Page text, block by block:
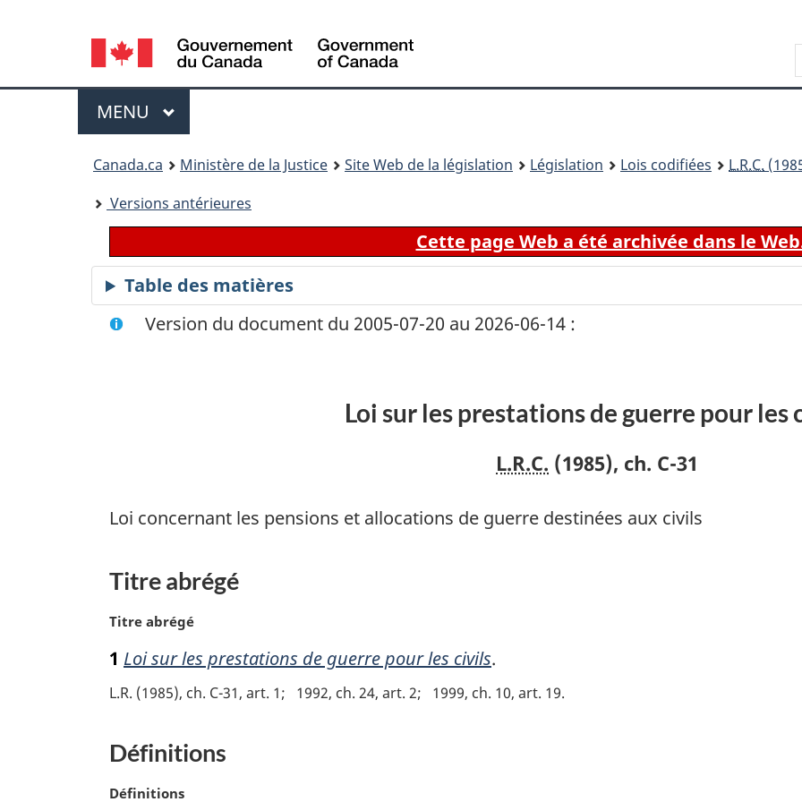
principal
À
site
version
Language
selection
Menu
MENU PRINCIPAL
Canada.ca Ministère de la Justice Site Web de la législation Législation Lois codifiées L.R.C.
Versions antérieures
Cette page Web a été archivée dans le
Table des matières
Version du document du 2005-07-20 au 2026-06-14 :
Loi sur les prestations de guerre pour les
L.R.C. (1985), ch. C-31
Loi concernant les pensions et allocations de guerre destinées aux civils
Titre abrégé
N
t
m
r
g
i
Titre abrégé
1 Loi sur les prestations de guerre pour les civils.
L.R. (1985), ch. C-31, art. 1 1992, ch. 24, art. 2 1999, ch. 10, art. 19
Définitions
N
Définitions